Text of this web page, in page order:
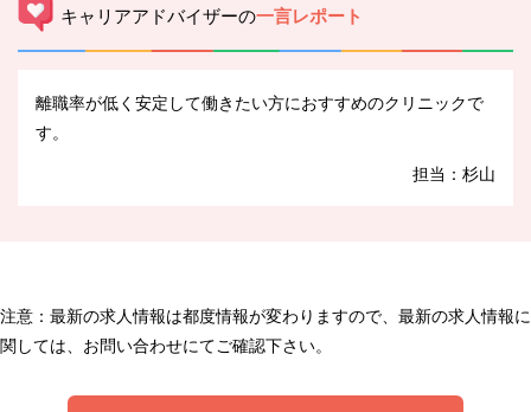
キャリアアドバイザーの一言レポート
離職率が低く安定して働きたい方におすすめのクリニックで
す。
担当：杉山
注意：最新の求人情報は都度情報が変わりますので、最新の求人情報に
関しては、お問い合わせにてご確認下さい。